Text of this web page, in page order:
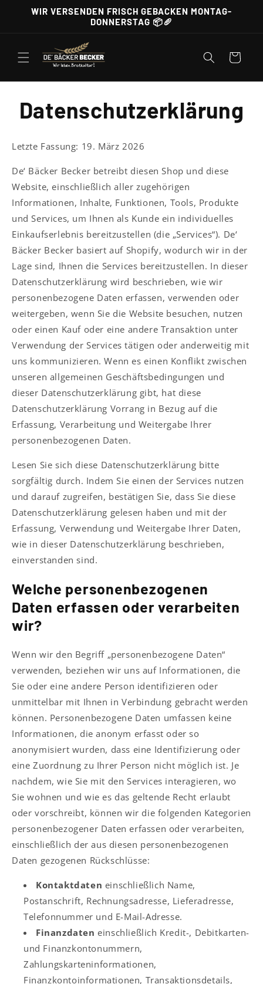
zumWIR VERSENDEN FRISCH GEBACKEN MONTAG-
DONNERSTAG 📦🥖
Warenkorb
Datenschutzerklärung
Letzte Fassung: 19. März 2026
De‘ Bäcker Becker betreibt diesen Shop und diese
Website, einschließlich aller zugehörigen
Informationen, Inhalte, Funktionen, Tools, Produkte
und Services, um Ihnen als Kunde ein individuelles
Einkaufserlebnis bereitzustellen (die „Services“). De‘
Bäcker Becker basiert auf Shopify, wodurch wir in der
Lage sind, Ihnen die Services bereitzustellen. In dieser
Datenschutzerklärung wird beschrieben, wie wir
personenbezogene Daten erfassen, verwenden oder
weitergeben, wenn Sie die Website besuchen, nutzen
oder einen Kauf oder eine andere Transaktion unter
Verwendung der Services tätigen oder anderweitig mit
uns kommunizieren. Wenn es einen Konflikt zwischen
unseren allgemeinen Geschäftsbedingungen und
dieser Datenschutzerklärung gibt, hat diese
Datenschutzerklärung Vorrang in Bezug auf die
Erfassung, Verarbeitung und Weitergabe Ihrer
personenbezogenen Daten.
Lesen Sie sich diese Datenschutzerklärung bitte
sorgfältig durch. Indem Sie einen der Services nutzen
und darauf zugreifen, bestätigen Sie, dass Sie diese
Datenschutzerklärung gelesen haben und mit der
Erfassung, Verwendung und Weitergabe Ihrer Daten,
wie in dieser Datenschutzerklärung beschrieben,
einverstanden sind.
Welche personenbezogenen
Daten erfassen oder verarbeiten
wir?
Wenn wir den Begriff „personenbezogene Daten“
verwenden, beziehen wir uns auf Informationen, die
Sie oder eine andere Person identifizieren oder
unmittelbar mit Ihnen in Verbindung gebracht werden
können. Personenbezogene Daten umfassen keine
Informationen, die anonym erfasst oder so
anonymisiert wurden, dass eine Identifizierung oder
eine Zuordnung zu Ihrer Person nicht möglich ist. Je
nachdem, wie Sie mit den Services interagieren, wo
Sie wohnen und wie es das geltende Recht erlaubt
oder vorschreibt, können wir die folgenden Kategorien
personenbezogener Daten erfassen oder verarbeiten,
einschließlich der aus diesen personenbezogenen
Daten gezogenen Rückschlüsse:
Kontaktdaten einschließlich Name,
Postanschrift, Rechnungsadresse, Lieferadresse,
Telefonnummer und E-Mail-Adresse.
Finanzdaten einschließlich Kredit-, Debitkarten-
und Finanzkontonummern,
Zahlungskarteninformationen,
Finanzkontoinformationen, Transaktionsdetails,